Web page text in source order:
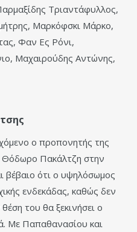
Τριαντάφυλλος,
Μαρκόφσκι Μάρκο,
Φαν Ες Ρόνι,
Μαχαιρούδης Αντώνης,
ο προπονητής της
Θόδωρο Πακάλτζη στην
βέβαιο ότι ο υψηλόσωμος
ενδεκάδας, καθώς δεν
του θα ξεκινήσει ο
Με Παπαθανασίου και